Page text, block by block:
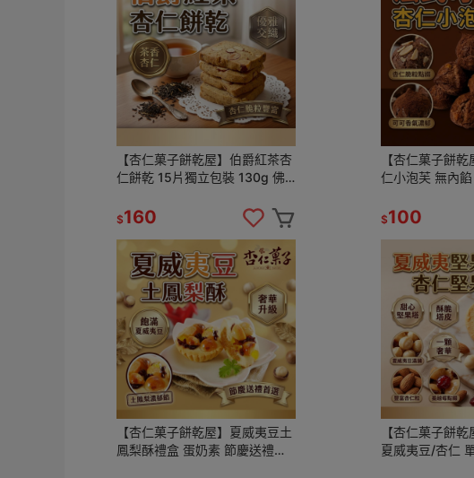
【杏仁菓子餅乾屋】伯爵紅茶杏
仁餅乾 15片獨立包裝 130g 佛
茶
$160
【杏仁菓子餅
仁小泡芙 無內
$100
【杏仁菓子餅乾屋】夏威夷豆土
鳳梨酥禮盒 蛋奶素 節慶送禮首
【杏仁菓子餅
夏威夷豆/杏仁